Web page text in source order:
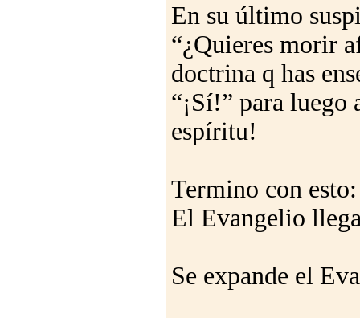
En su último
“¿Quieres morir
doctrina q has
“¡Sí!” para luego
espíritu!
Termino con esto:
El Evangelio
Se expande el